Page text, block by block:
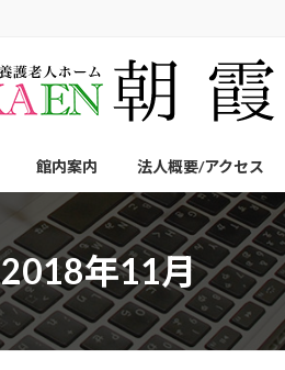
館内案内 法人概要/アクセス
2018年11月